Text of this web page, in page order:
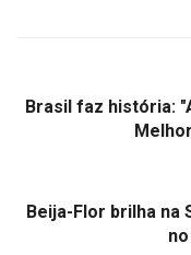
Brasil faz história:
Beija-Flor brilha na